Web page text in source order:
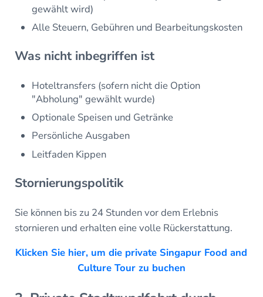
gewählt wird)
Alle Steuern, Gebühren und Bearbeitungskosten
Was nicht inbegriffen ist
Hoteltransfers (sofern nicht die Option
"Abholung" gewählt wurde)
Optionale Speisen und Getränke
Persönliche Ausgaben
Leitfaden Kippen
Stornierungspolitik
Sie können bis zu 24 Stunden vor dem Erlebnis
stornieren und erhalten eine volle Rückerstattung.
Klicken Sie hier, um die private Singapur Food and
Culture Tour zu buchen